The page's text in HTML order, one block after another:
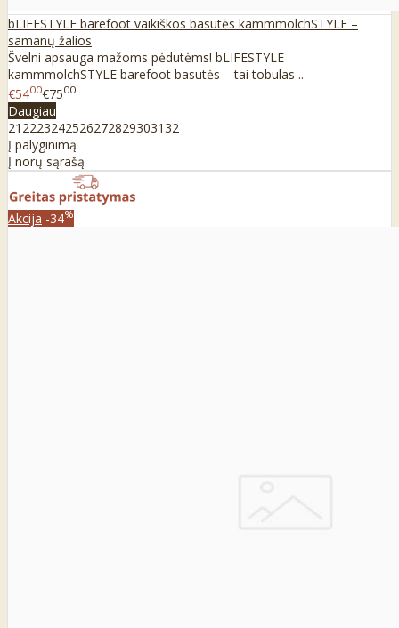
bLIFESTYLE barefoot vaikiškos basutės kammmolchSTYLE –
samanų žalios
Švelni apsauga mažoms pėdutėms! bLIFESTYLE
kammmolchSTYLE barefoot basutės – tai tobulas ..
€5400€7500
Daugiau
21 2223242526272829303132
Į palyginimą
Į norų sąrašą
Akcija -34%